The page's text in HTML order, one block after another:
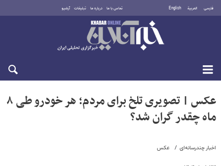
فارسی العربية English تماس با ما درباره ما تبلیغات آرشیو
پنجشنبه ۱۵ مرداد ۱۴۰۵
اخبار چندرسانه‌ای عکس
عکس | تصویری تلخ برای مردم؛ هر خودرو طی ۸
ماه چقدر گران شد؟